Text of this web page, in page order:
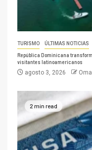
TURISMO ÚLTIMAS NOTICIAS
República Dominicana
visitantes latinoamericanos
agosto 3, 2026
2 min read